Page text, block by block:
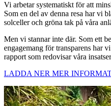
Vi arbetar systematiskt för att
Som en del av denna resa har vi
solceller och gröna tak på våra
Men vi stannar inte där. Som ett
engagemang för transparens har
rapport som redovisar våra
LADDA NER MER